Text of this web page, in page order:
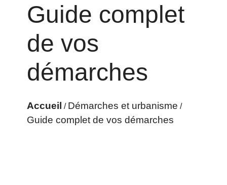
Guide complet
de vos
démarches
Accueil / Démarches et urbanisme /
Guide complet de vos démarches